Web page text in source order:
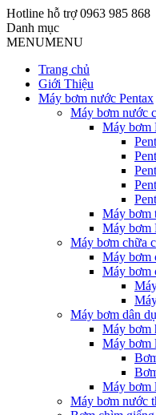
Hotline hỗ trợ 0963 985 868
Danh mục
MENUMENU
Trang chủ
Giới Thiệu
Máy bơm nước Pentax
Máy bơm nước
Máy bơm
Máy bơm
Máy bơm
Máy bơm chữa
Máy bơm
Máy bơm
Máy bơm dân
Máy bơm
Máy bơm
Máy bơm
Máy bơm nước